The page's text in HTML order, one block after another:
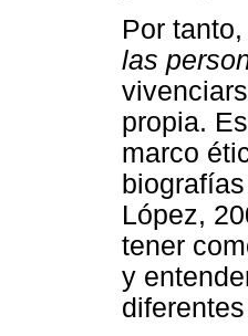
Por
las
propia.
marco
López,
tener
y